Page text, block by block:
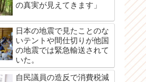
の真実が見えてきます」
日本の地震で見たことのな
いテントや間仕切りが他国
の地震では緊急輸送されて
いた。
自民議員の造反で消費税減